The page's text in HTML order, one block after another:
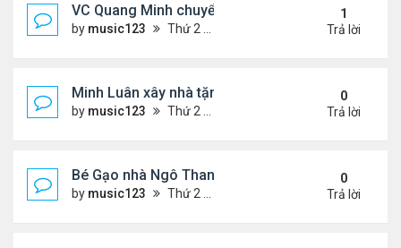
VC Quang Minh chuyển về tổ ấm
by music123 Thứ 2 Tháng 8 03, 2026 5:56 pm
1
Trả lời
Minh Luân xây nhà tặng cha mẹ
by music123 Thứ 2 Tháng 8 03, 2026 5:45 pm
0
Trả lời
Bé Gạo nhà Ngô Thanh Vân dễ thương trong tiệc
by music123 Thứ 2 Tháng 8 03, 2026 5:19 pm
0
Trả lời